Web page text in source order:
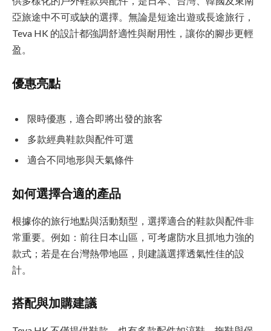
亞旅途中不可或缺的選擇。無論是短途出遊或長途旅行，
Teva HK 的設計都強調舒適性與耐用性，讓你的腳步更輕
盈。
優惠亮點
限時優惠，適合即將出發的旅客
多款經典鞋款與配件可選
適合不同地形與天氣條件
如何選擇合適的產品
根據你的旅行地點與活動類型，選擇適合的鞋款與配件非
常重要。例如：前往日本山區，可考慮防水且抓地力強的
款式；若是在台灣熱帶地區，則建議選擇透氣性佳的設
計。
搭配與加購建議